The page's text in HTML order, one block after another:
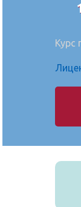
Курс